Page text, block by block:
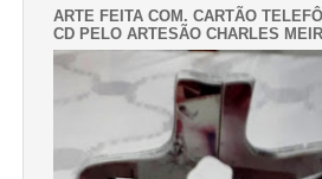
ARTE FEITA COM. CARTÃO
CD PELO ARTESÃO CHARLES